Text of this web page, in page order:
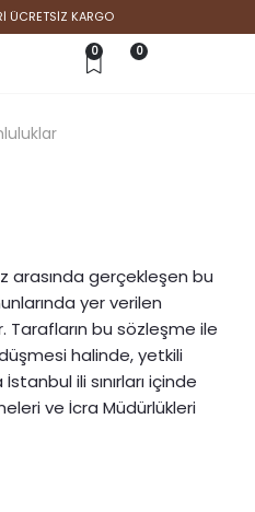
ÜCRETSİZ KARGO
0 0
arasında gerçekleşen bu
yer verilen
Tarafların bu sözleşme ile
halinde, yetkili
ili sınırları içinde
ve İcra Müdürlükleri